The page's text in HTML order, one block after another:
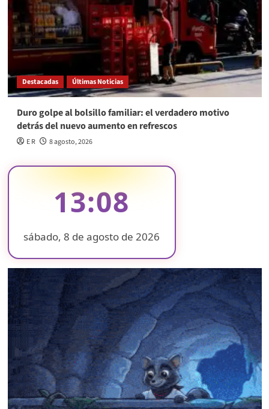
Destacadas Últimas Noticias
Duro golpe al bolsillo familiar: el verdadero motivo
detrás del nuevo aumento en refrescos
E R 8 agosto, 2026
13:08
sábado, 8 de agosto de 2026
❄
❄
❄
❄
❄
❄
❄